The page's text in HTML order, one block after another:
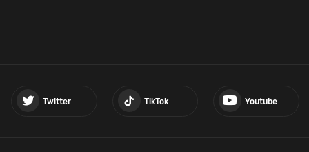
Twitter TikTok Youtube